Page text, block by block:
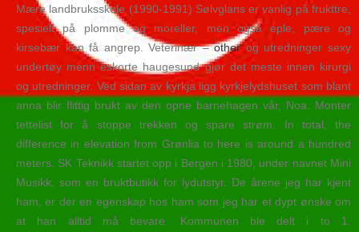
Mære landbruksskole (1990-1991) Sølvglans er vanlig på frukttre,
spesielt på plomme og moreller, men også eple, pære og
kirsebær kan få angrep. Veterinær –otherog utredninger sexy
undertøy menn eskorte haugesund gjør det meste innen kirurgi
og utredninger. Ved sidan av kyrkja ligg kyrkjelydshuset som blant
anna blir flittig brukt av den opne barnehagen vår, Noa. Monter
tettelist for å stoppe trekken og spare strøm. In total, the
difference in elevation from Grønlia to here is around a hundred
meters. SK Teknikk startet opp i Bergen i 1980, under navnet Mini
Musikk, som en bruktbutikk for lydutstyr. De årene jeg har kjent
ham, er der en egenskap hos ham som jeg har et dypt ønske om
at han alltid må bevare. Kommunen ble delt i to 1.